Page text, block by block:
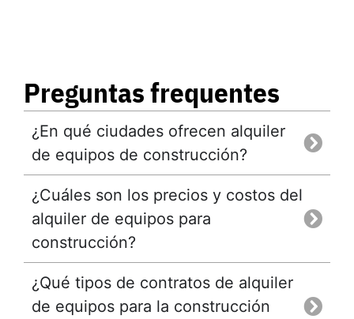
Preguntas frequentes
¿En qué ciudades ofrecen alquiler
de equipos de construcción?
¿Cuáles son los precios y costos del
alquiler de equipos para
construcción?
¿Qué tipos de contratos de alquiler
de equipos para la construcción